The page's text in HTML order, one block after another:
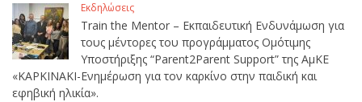
Εκδηλώσεις
Train the Mentor – Εκπαιδευτική Ενδυνάμωση για
τους μέντορες του προγράμματος Ομότιμης
Υποστήριξης “Parent2Parent Support” της ΑμΚΕ
«ΚΑΡΚΙΝΑΚΙ-Ενημέρωση για τον καρκίνο στην παιδική και
εφηβική ηλικία».